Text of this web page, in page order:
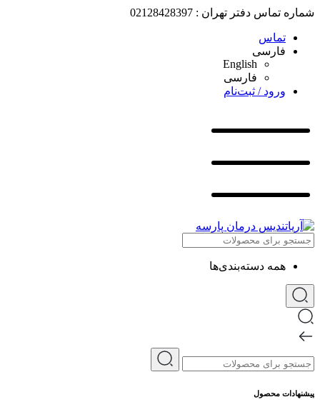
شماره تماس دفتر تهران : 02128428397
تماس
فارسی
English
فارسی
ورود / ثبت‌نام
همه دسته‌بندی‌ها
پیشنهادات محصول